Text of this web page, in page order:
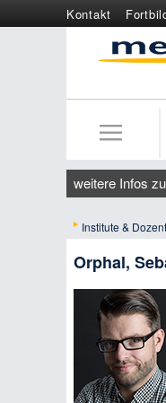
Kontakt
Online anmelden
weitere Infos
Institute &
Orphal,